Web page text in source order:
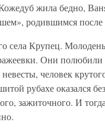
жила бедно,
родившимся после
села Крупец.
Они полюбили
человек
рубахе оказался
зажиточного. И